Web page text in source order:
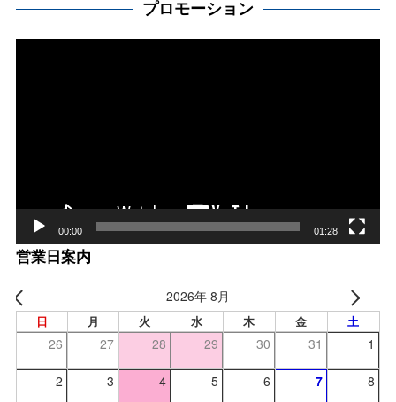
プロモーション
00:00 01:28
営業日案内
2026年 8月
日 月 火 水 木 金 土
26 27 28 29 30 31 1
2 3 4 5 6 7 8